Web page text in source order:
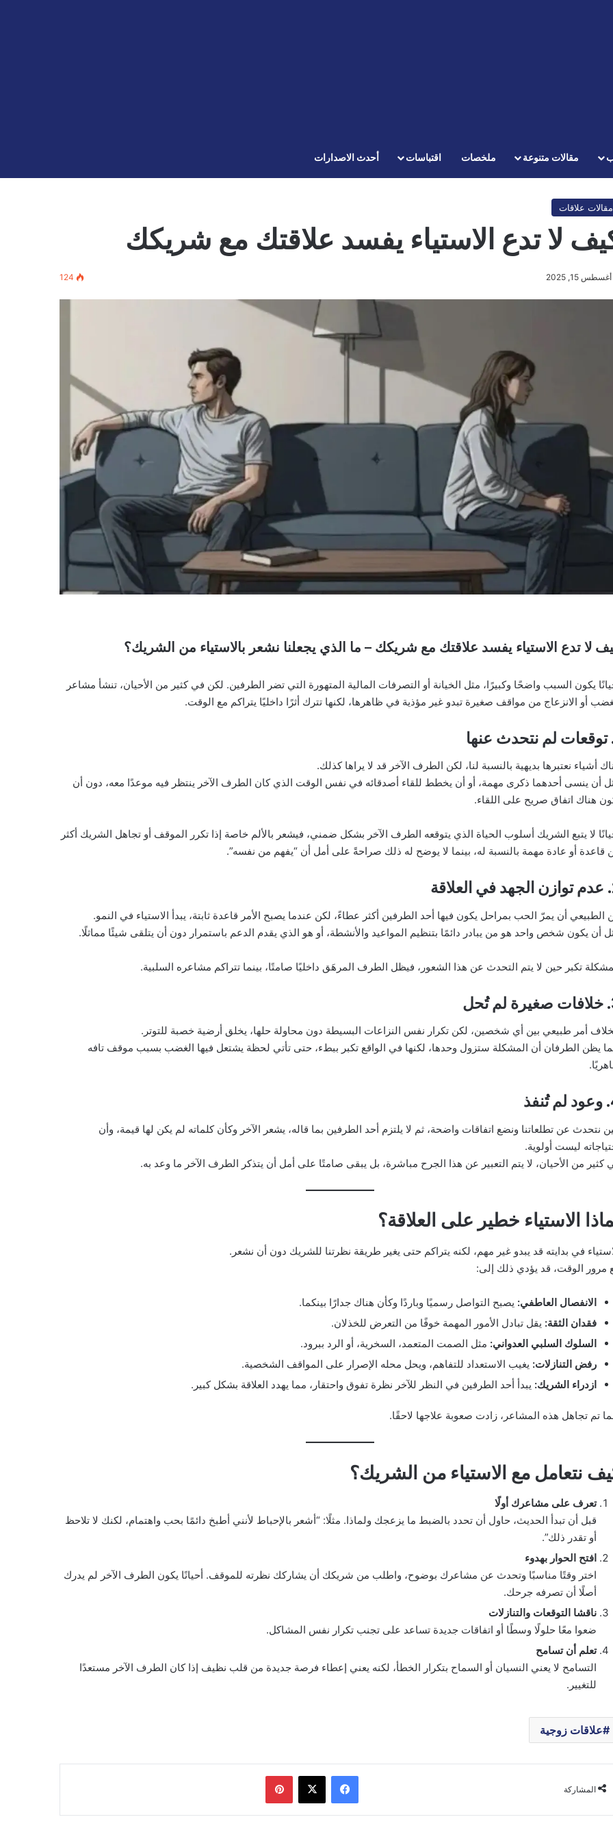
مقالات متنوعة ملخصات اقتباسات أحدث الاصدارات
مقالات علاقات
لا تدع الاستياء يفسد علاقتك مع شريكك
أغسطس 15, 2025 124
لا تدع الاستياء يفسد علاقتك مع شريكك – ما الذي يجعلنا نشعر بالاستياء من الشريك؟
يكون السبب واضحًا وكبيرًا، مثل الخيانة أو التصرفات المالية المتهورة التي تضر الطرفين. لكن في كثير من الأحيان، تنشأ مشاعر
أو الانزعاج من مواقف صغيرة تبدو غير مؤذية في ظاهرها، لكنها تترك أثرًا داخليًا يتراكم مع الوقت.
أشياء نعتبرها بديهية بالنسبة لنا، لكن الطرف الآخر قد لا يراها كذلك.
أن ينسى أحدهما ذكرى مهمة، أو أن يخطط للقاء أصدقائه في نفس الوقت الذي كان الطرف الآخر ينتظر فيه موعدًا معه، دون أن
هناك اتفاق صريح على اللقاء.
لا يتبع الشريك أسلوب الحياة الذي يتوقعه الطرف الآخر بشكل ضمني، فيشعر بالألم خاصة إذا تكرر الموقف أو تجاهل الشريك أكثر
قاعدة أو عادة مهمة بالنسبة له، بينما لا يوضح له ذلك صراحةً على أمل أن “يفهم من نفسه”.
الطبيعي أن يمرّ الحب بمراحل يكون فيها أحد الطرفين أكثر عطاءً، لكن عندما يصبح الأمر قاعدة ثابتة، يبدأ الاستياء في النمو.
أن يكون شخص واحد هو من يبادر دائمًا بتنظيم المواعيد والأنشطة، أو هو الذي يقدم الدعم باستمرار دون أن يتلقى شيئًا مماثلًا.
تكبر حين لا يتم التحدث عن هذا الشعور، فيظل الطرف المرهَق داخليًا صامتًا، بينما تتراكم مشاعره السلبية.
أمر طبيعي بين أي شخصين، لكن تكرار نفس النزاعات البسيطة دون محاولة حلها، يخلق أرضية خصبة للتوتر.
يظن الطرفان أن المشكلة ستزول وحدها، لكنها في الواقع تكبر ببطء، حتى تأتي لحظة يشتعل فيها الغضب بسبب موقف تافه
نتحدث عن تطلعاتنا ونضع اتفاقات واضحة، ثم لا يلتزم أحد الطرفين بما قاله، يشعر الآخر وكأن كلماته لم يكن لها قيمة، وأن
ليست أولوية.
كثير من الأحيان، لا يتم التعبير عن هذا الجرح مباشرة، بل يبقى صامتًا على أمل أن يتذكر الطرف الآخر ما وعد به.
الاستياء خطير على العلاقة؟
في بدايته قد يبدو غير مهم، لكنه يتراكم حتى يغير طريقة نظرتنا للشريك دون أن نشعر.
مرور الوقت، قد يؤدي ذلك إلى:
الانفصال العاطفي: يصبح التواصل رسميًا وباردًا وكأن هناك جدارًا بينكما.
فقدان الثقة: يقل تبادل الأمور المهمة خوفًا من التعرض للخذلان.
السلوك السلبي العدواني: مثل الصمت المتعمد، السخرية، أو الرد ببرود.
رفض التنازلات: يغيب الاستعداد للتفاهم، ويحل محله الإصرار على المواقف الشخصية.
ازدراء الشريك: يبدأ أحد الطرفين في النظر للآخر نظرة تفوق واحتقار، مما يهدد العلاقة بشكل كبير.
تم تجاهل هذه المشاعر، زادت صعوبة علاجها لاحقًا.
نتعامل مع الاستياء من الشريك؟
تعرف على مشاعرك أولًا
قبل أن تبدأ الحديث، حاول أن تحدد بالضبط ما يزعجك ولماذا. مثلًا: “أشعر بالإحباط لأنني أطبخ دائمًا بحب واهتمام، لكنك لا تلاحظ
أو تقدر ذلك”.
افتح الحوار بهدوء
اختر وقتًا مناسبًا وتحدث عن مشاعرك بوضوح، واطلب من شريكك أن يشاركك نظرته للموقف. أحيانًا يكون الطرف الآخر لم يدرك
أصلًا أن تصرفه جرحك.
ناقشا التوقعات والتنازلات
ضعوا معًا حلولًا وسطًا أو اتفاقات جديدة تساعد على تجنب تكرار نفس المشاكل.
تعلم أن تسامح
التسامح لا يعني النسيان أو السماح بتكرار الخطأ، لكنه يعني إعطاء فرصة جديدة من قلب نظيف إذا كان الطرف الآخر مستعدًا
للتغيير.
علاقات زوجية
المشاركة
فيسبوك ‫X بينتيريست